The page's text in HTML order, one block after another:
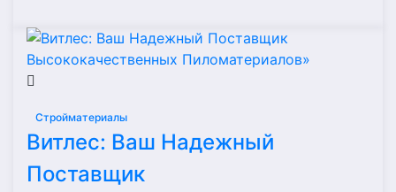
Стройматериалы
Витлес: Ваш Надежный
Поставщик